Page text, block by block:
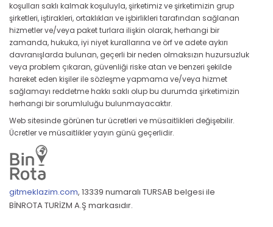
koşulları saklı kalmak koşuluyla, şirketimiz ve şirketimizin grup
şirketleri, iştirakleri, ortaklıkları ve işbirlikleri tarafından sağlanan
hizmetler ve/veya paket turlara ilişkin olarak, herhangi bir
zamanda, hukuka, iyi niyet kurallarına ve örf ve adete aykırı
davranışlarda bulunan, geçerli bir neden olmaksızın huzursuzluk
veya problem çıkaran, güvenliği riske atan ve benzeri şekilde
hareket eden kişiler ile sözleşme yapmama ve/veya hizmet
sağlamayı reddetme hakkı saklı olup bu durumda şirketimizin
herhangi bir sorumluluğu bulunmayacaktır.
Web sitesinde görünen tur ücretleri ve müsaitlikleri değişebilir.
Ücretler ve müsaitlikler yayın günü geçerlidir.
gitmeklazim.com, 13339 numaralı TURSAB belgesi ile
BİNROTA TURİZM A.Ş markasıdır.